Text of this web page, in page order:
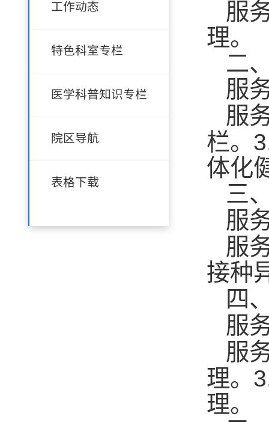
工作动态
特色科室专栏
医学科普知识专栏
院区导航
表格下载
服
理
二
服
服
栏。
体
三
服
服
接
四
服
服
理。
理